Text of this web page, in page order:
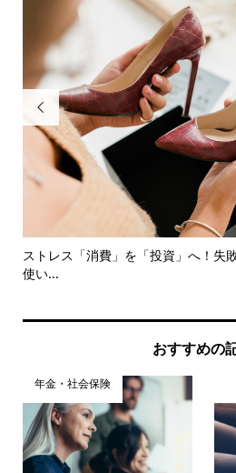

ストレス「消費」を「投資」へ！失
使い...
おすすめの
年金・社会保険